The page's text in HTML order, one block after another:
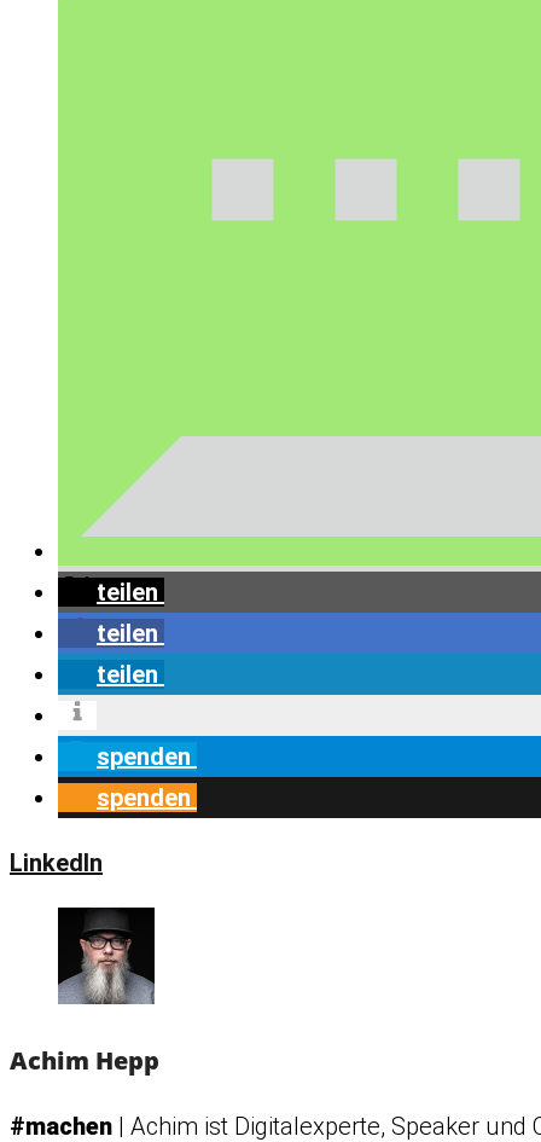
teilen
teilen
teilen
spenden
spenden
LinkedIn
Achim Hepp
#machen | Achim ist Digitalexperte, Speaker